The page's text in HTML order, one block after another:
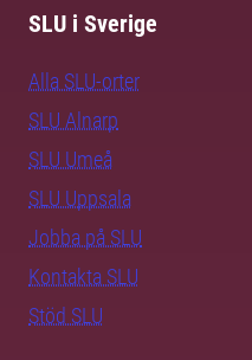
SLU i Sverige
Alla SLU-orter
SLU Alnarp
SLU Umeå
SLU Uppsala
Jobba på SLU
Kontakta SLU
Stöd SLU